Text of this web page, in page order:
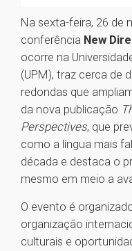
Na sexta-feira, 26 de
conferência New
ocorre na
(UPM), traz cerca de
redondas que
da nova publicação
Perspectives, que
como a língua mais
década e destaca o
mesmo em meio a
O evento é
organização
culturais e